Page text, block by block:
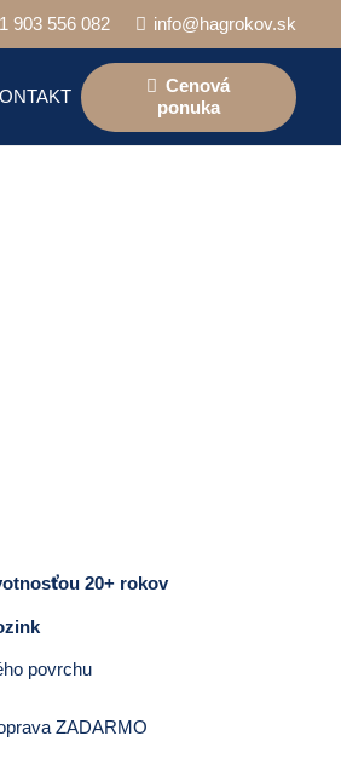
903 556 082 info@hagrokov.sk
Cenová
ponuka
20+ rokov
povrchu
ZADARMO